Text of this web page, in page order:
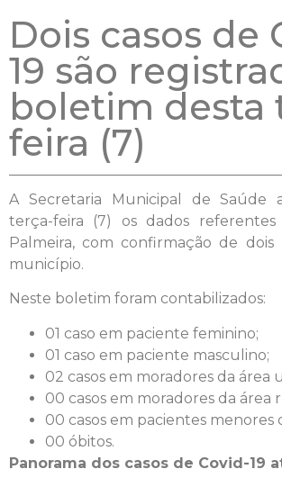
Dois casos de
19 são
boletim desta
feira (7)
A Secretaria Municipal de Saúde
terça-feira (7) os dados referentes
Palmeira, com confirmação de dois
município.
Neste boletim foram contabilizados:
01 caso em paciente feminino;
01 caso em paciente masculino;
02 casos em moradores da área
00 casos em moradores da área
00 casos em pacientes menores
00 óbitos.
Panorama dos casos de Covid-19